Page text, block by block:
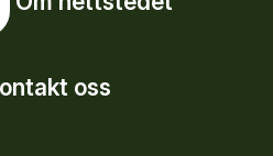
oss